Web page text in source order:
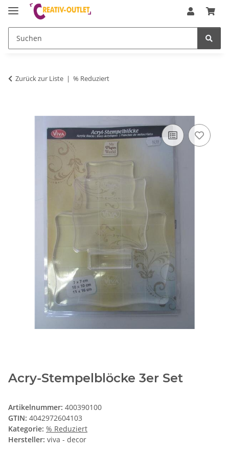
Zurück zur Liste % Reduziert
Acry-Stempelblöcke 3er Set
Artikelnummer: 400390100
GTIN: 4042972604103
Kategorie: % Reduziert
Hersteller: viva - decor